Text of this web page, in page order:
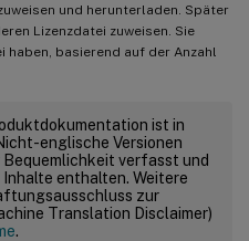
und herunterladen. Später
Lizenzdatei zuweisen. Sie
haben, basierend auf der Anzahl
ist in
englische Versionen
verfasst und
enthalten. Weitere
zur
Translation Disclaimer)
.